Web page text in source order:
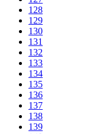
128
129
130
131
132
133
134
135
136
137
138
139